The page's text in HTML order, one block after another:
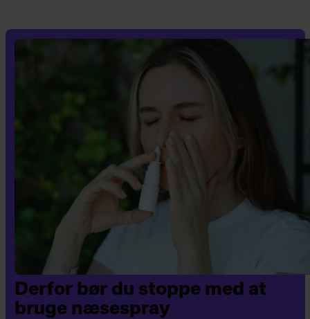
Derfor bør du stoppe med at
bruge næsespray